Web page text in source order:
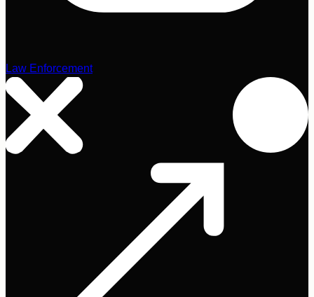
Law Enforcement